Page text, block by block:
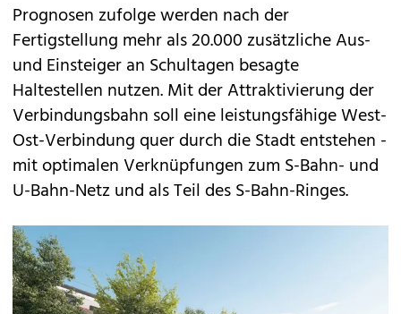
Prognosen zufolge werden nach der
Fertigstellung mehr als 20.000 zusätzliche Aus-
und Einsteiger an Schultagen besagte
Haltestellen nutzen. Mit der Attraktivierung der
Verbindungsbahn soll eine leistungsfähige West-
Ost-Verbindung quer durch die Stadt entstehen -
mit optimalen Verknüpfungen zum S-Bahn- und
U-Bahn-Netz und als Teil des S-Bahn-Ringes.